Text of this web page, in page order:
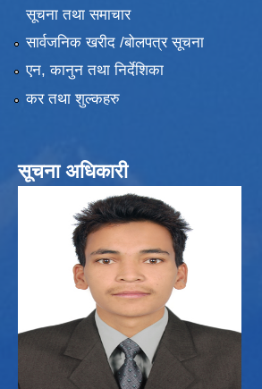
सूचना तथा समाचार
सार्वजनिक खरीद /बोलपत्र सूचना
एन, कानुन तथा निर्देशिका
कर तथा शुल्कहरु
सूचना अधिकारी